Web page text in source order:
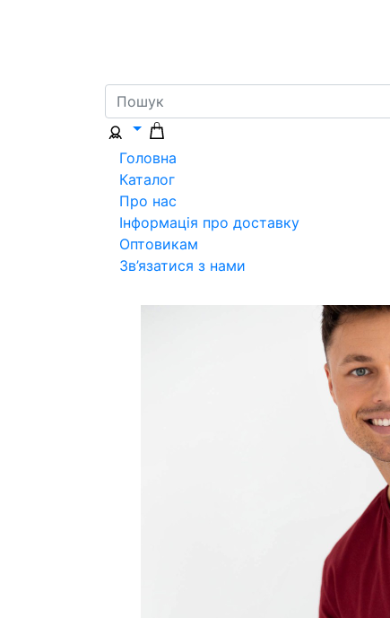
Головна
Каталог
Про нас
Інформація про доставку
Оптовикам
Зв’язатися з нами